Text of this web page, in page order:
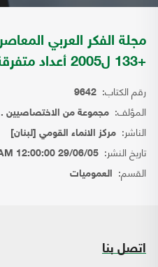
+133 ل2005 أعداد متفرقة
رقم الكتاب: 9642
المؤلف: مجموعة من الاختصاصيين .
الناشر: مركز الانماء القومي [لبنان]
تاريخ النشر: 29/06/05 12:00:00 AM
القسم: العموميات
اتصل بنا